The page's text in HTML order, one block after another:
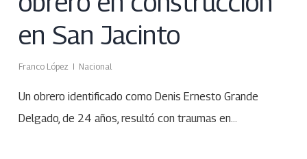
en San Jacinto
Franco López Nacional
Un obrero identificado como Denis Ernesto Grande
Delgado, de 24 años, resultó con traumas en…